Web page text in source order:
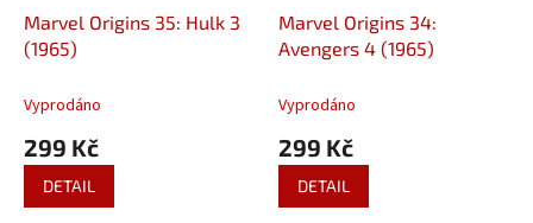
Marvel Origins 35: Hulk 3
(1965)
Vyprodáno
299 Kč
DETAIL
Marvel Origins 34:
Avengers 4 (1965)
Vyprodáno
299 Kč
DETAIL